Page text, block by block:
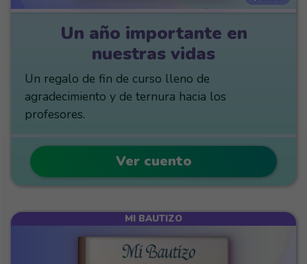
Un año importante en
nuestras vidas
Un regalo de fin de curso lleno de
agradecimiento y de ternura hacia los
profesores.
Ver cuento
MI BAUTIZO